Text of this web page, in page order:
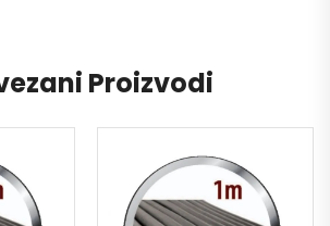
Proizvodi